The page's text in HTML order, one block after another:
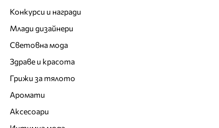
Конкурси и награди
Млади дизайнери
Световна мода
Здраве и красота
Грижи за тялото
Аромати
Аксесоари